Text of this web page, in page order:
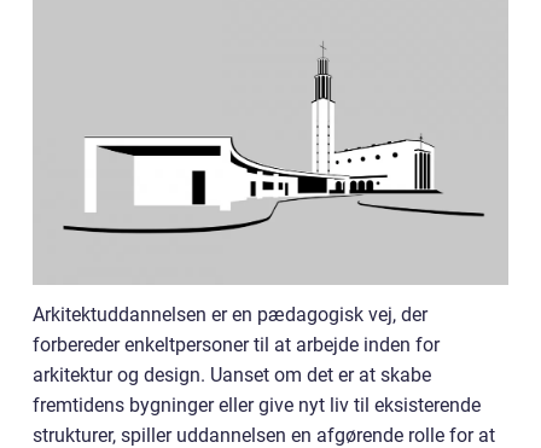
Arkitektuddannelsen er en pædagogisk vej, der
forbereder enkeltpersoner til at arbejde inden for
arkitektur og design. Uanset om det er at skabe
fremtidens bygninger eller give nyt liv til eksisterende
strukturer, spiller uddannelsen en afgørende rolle for at